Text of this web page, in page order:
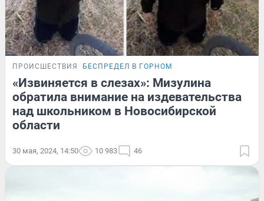
ПРОИСШЕСТВИЯ БЕСПРЕДЕЛ В ГОРНОМ
«Извиняется в слезах»: Мизулина
обратила внимание на издевательства
над школьником в Новосибирской
области
30 мая, 2024, 14:50 10 983 46